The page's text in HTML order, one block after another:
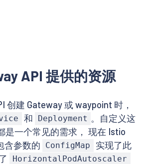
API 提供的资源
创建 Gateway 或 waypoint 时，
和 Deployment 。自定义这
是一个常见的需求， 现在 Istio
含参数的
ConfigMap
实现了此
HorizontalPodAutoscaler